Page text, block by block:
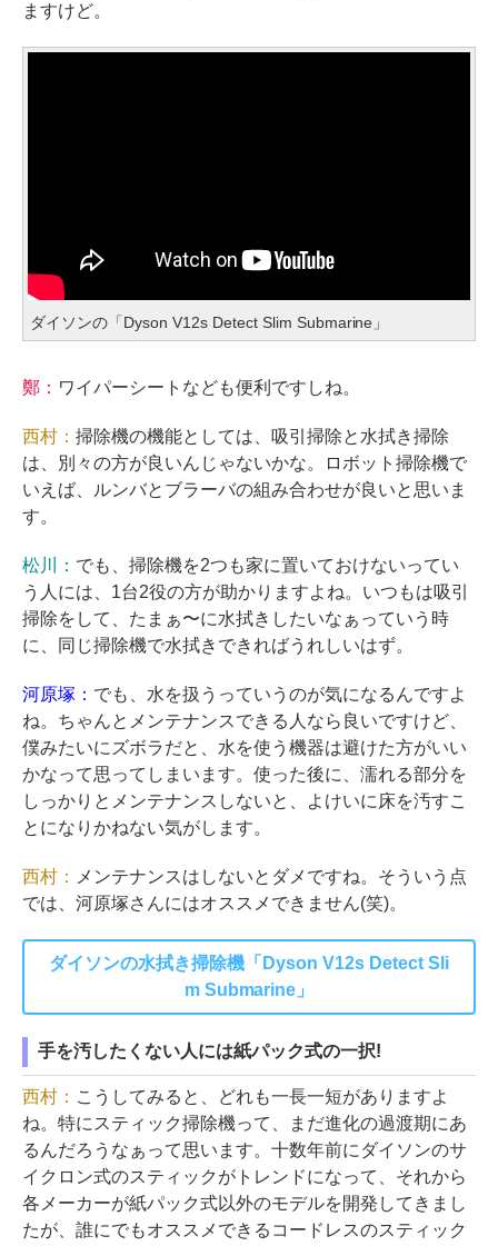
ますけど。
ダイソンの「Dyson V12s Detect Slim Submarine」
鄭： ワイパーシートなども便利ですしね。
西村： 掃除機の機能としては、吸引掃除と水拭き掃除
は、別々の方が良いんじゃないかな。ロボット掃除機で
いえば、ルンバとブラーバの組み合わせが良いと思いま
す。
松川： でも、掃除機を2つも家に置いておけないってい
う人には、1台2役の方が助かりますよね。いつもは吸引
掃除をして、たまぁ〜に水拭きしたいなぁっていう時
に、同じ掃除機で水拭きできればうれしいはず。
河原塚： でも、水を扱うっていうのが気になるんですよ
ね。ちゃんとメンテナンスできる人なら良いですけど、
僕みたいにズボラだと、水を使う機器は避けた方がいい
かなって思ってしまいます。使った後に、濡れる部分を
しっかりとメンテナンスしないと、よけいに床を汚すこ
とになりかねない気がします。
西村：
メンテナンスはしないとダメですね。そういう点
では、河原塚さんにはオススメできません(笑)。
ダイソンの水拭き掃除機「Dyson V12s Detect Sli
m Submarine」
手を汚したくない人には紙パック式の一択!
西村： こうしてみると、どれも一長一短がありますよ
ね。特にスティック掃除機って、まだ進化の過渡期にあ
るんだろうなぁって思います。十数年前にダイソンのサ
イクロン式のスティックがトレンドになって、それから
各メーカーが紙パック式以外のモデルを開発してきまし
たが、誰にでもオススメできるコードレスのスティック